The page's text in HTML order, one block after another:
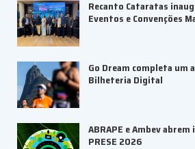
Recanto Cataratas
Eventos e Convenções
Go Dream completa um
Bilheteria Digital
ABRAPE e Ambev
PRESE 2026